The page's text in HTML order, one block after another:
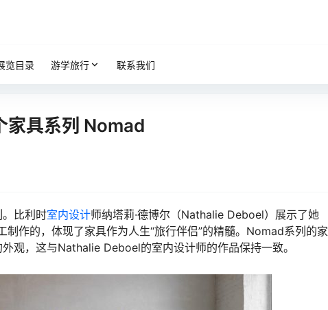
览目录 游学旅行 联系我们
具系列 Nomad
。比利时室内设计师纳塔莉·德博尔（Nathalie Deboel）展示了她
作的，体现了家具作为人生“旅行伴侣”的精髓。Nomad系列的家
观，这与Nathalie Deboel的室内设计师的作品保持一致。